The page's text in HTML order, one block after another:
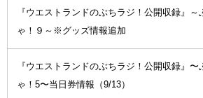
『ウエストランドのぶちラジ！公開収録』
ゃ！９～※グッズ情報追加
『ウエストランドのぶちラジ！公開収録』
ゃ！5〜当日券情報（9/13）